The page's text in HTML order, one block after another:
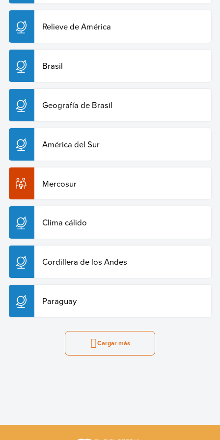
Relieve de América
Brasil
Geografía de Brasil
América del Sur
Mercosur
Clima cálido
Cordillera de los Andes
Paraguay
Cargar más